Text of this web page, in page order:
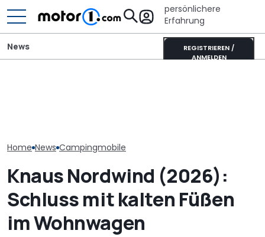
persönlichere
Erfahrung
REGISTRIEREN /
ANMELDEN
News
Home News Campingmobile
Knaus Nordwind (2026):
Schluss mit kalten Füßen
im Wohnwagen